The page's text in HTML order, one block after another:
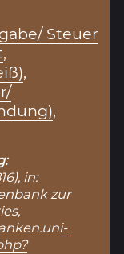
Steuer
,
,
,
in:
zur